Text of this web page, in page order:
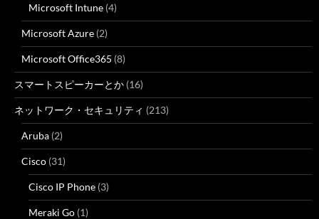
Microsoft Intune (4)
Microsoft Azure (2)
Microsoft Office365 (8)
スマートスピーカーとか (16)
ネットワーク・セキュリティ (213)
Aruba (2)
Cisco (31)
Cisco IP Phone (3)
Meraki Go (1)